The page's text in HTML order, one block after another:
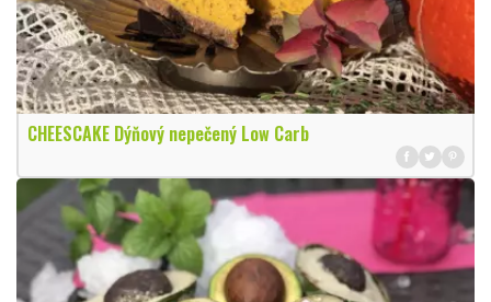
CHEESCAKE Dýňový nepečený Low Carb